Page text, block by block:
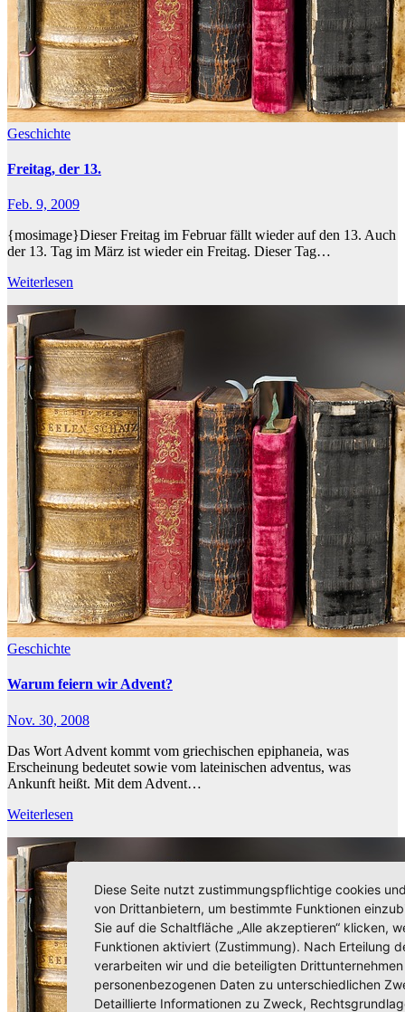
Geschichte
Freitag, der 13.
Feb. 9, 2009
{mosimage}Dieser Freitag im Februar fällt wieder auf den 13. Auch
der 13. Tag im März ist wieder ein Freitag. Dieser Tag…
Weiterlesen
Geschichte
Warum feiern wir Advent?
Nov. 30, 2008
Das Wort Advent kommt vom griechischen epiphaneia, was
Erscheinung bedeutet sowie vom lateinischen adventus, was
Ankunft heißt. Mit dem Advent…
Weiterlesen
Diese Seite nutzt zustimmungspflichtige cookies
von Drittanbietern, um bestimmte Funktionen
Sie auf die Schaltfläche „Alle akzeptieren“ klicken,
Funktionen aktiviert (Zustimmung). Nach Erteilung
verarbeiten wir und die beteiligten
personenbezogenen Daten zu unterschiedlichen
Detaillierte Informationen zu Zweck,